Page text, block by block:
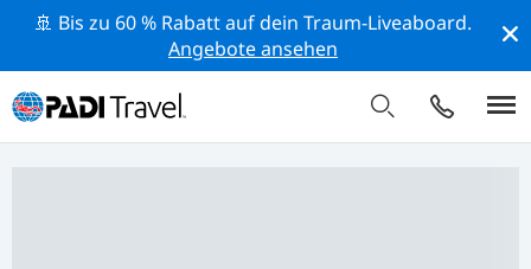
🚢 Bis zu 60 % Rabatt auf dein Traum-Liveaboard.
Angebote ansehen